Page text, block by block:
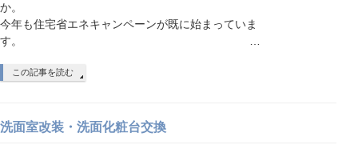
か
今年も住宅省エネキャンペーンが既に始まっていま
す。 …
この記事を読む
洗面室改装・洗面化粧台交換